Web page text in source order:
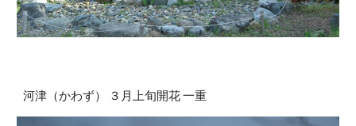
河津（かわず） ３月上旬開花 一重